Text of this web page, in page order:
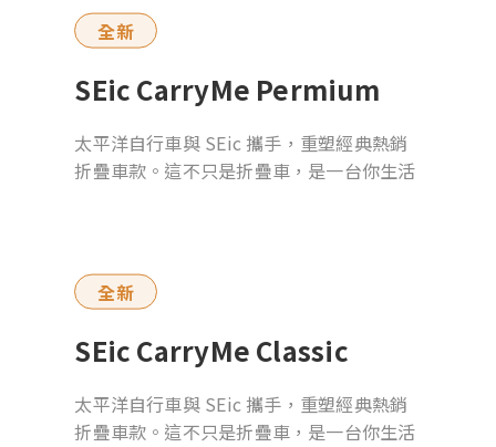
全新
SEic CarryMe Permium
太平洋自行車與 SEic 攜手，重塑經典熱銷
折疊車款。這不只是折疊車，是一台你生活
全新
SEic CarryMe Classic
太平洋自行車與 SEic 攜手，重塑經典熱銷
折疊車款。這不只是折疊車，是一台你生活